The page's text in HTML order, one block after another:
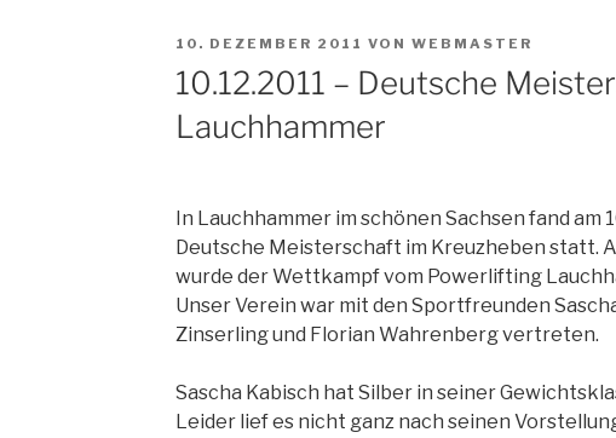
VERÖFFENTLICHT
AM
10. DEZEMBER 2011 VON WEBMASTER
10.12.2011 – Deutsche
Lauchhammer
In Lauchhammer im schönen Sachsen fand am
Deutsche Meisterschaft im Kreuzheben statt.
wurde der Wettkampf vom Powerlifting
Unser Verein war mit den Sportfreunden
Zinserling und Florian Wahrenberg vertreten.
Sascha Kabisch hat Silber in seiner
Leider lief es nicht ganz nach seinen